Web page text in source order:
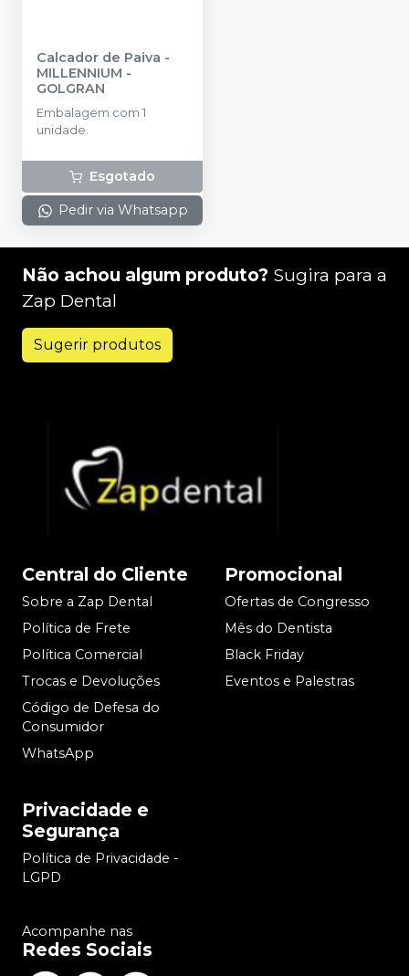
Calcador de Paiva -
MILLENNIUM -
GOLGRAN
Embalagem com 1
unidade.
Esgotado
Pedir via Whatsapp
Não achou algum produto? Sugira para a
Zap Dental
Sugerir produtos
Central do Cliente
Sobre a Zap Dental
Política de Frete
Política Comercial
Trocas e Devoluções
Código de Defesa do
Consumidor
WhatsApp
Promocional
Ofertas de Congresso
Mês do Dentista
Black Friday
Eventos e Palestras
Privacidade e
Segurança
Política de Privacidade -
LGPD
Acompanhe nas
Redes Sociais